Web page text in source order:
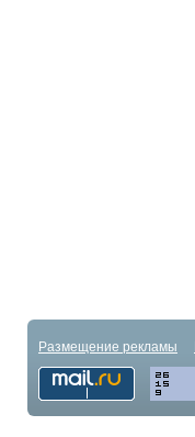
Размещение рекламы